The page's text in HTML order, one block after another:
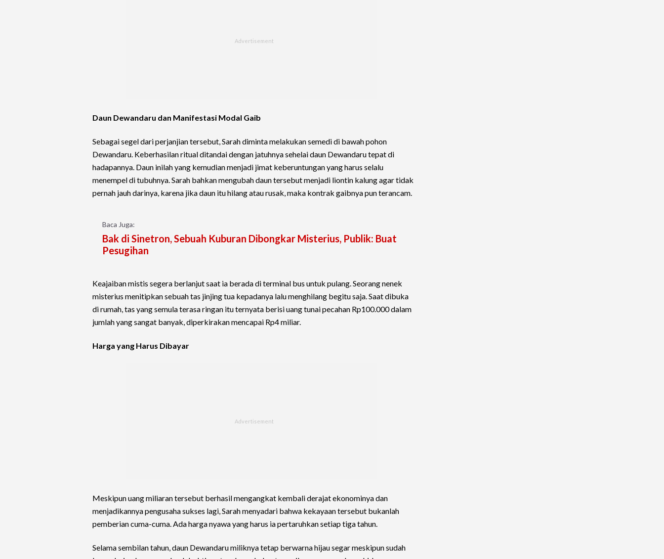
Daun Dewandaru dan Manifestasi Modal Gaib
Sebagai segel dari perjanjian tersebut, Sarah diminta melakukan semedi di bawah pohon
Dewandaru. Keberhasilan ritual ditandai dengan jatuhnya sehelai daun Dewandaru tepat di
hadapannya. Daun inilah yang kemudian menjadi jimat keberuntungan yang harus selalu
menempel di tubuhnya. Sarah bahkan mengubah daun tersebut menjadi liontin kalung agar tidak
pernah jauh darinya, karena jika daun itu hilang atau rusak, maka kontrak gaibnya pun terancam.
Baca Juga:
Bak di Sinetron, Sebuah Kuburan Dibongkar Misterius, Publik: Buat
Pesugihan
Keajaiban mistis segera berlanjut saat ia berada di terminal bus untuk pulang. Seorang nenek
misterius menitipkan sebuah tas jinjing tua kepadanya lalu menghilang begitu saja. Saat dibuka
di rumah, tas yang semula terasa ringan itu ternyata berisi uang tunai pecahan Rp100.000 dalam
jumlah yang sangat banyak, diperkirakan mencapai Rp4 miliar.
Harga yang Harus Dibayar
Meskipun uang miliaran tersebut berhasil mengangkat kembali derajat ekonominya dan
menjadikannya pengusaha sukses lagi, Sarah menyadari bahwa kekayaan tersebut bukanlah
pemberian cuma-cuma. Ada harga nyawa yang harus ia pertaruhkan setiap tiga tahun.
Selama sembilan tahun, daun Dewandaru miliknya tetap berwarna hijau segar meskipun sudah